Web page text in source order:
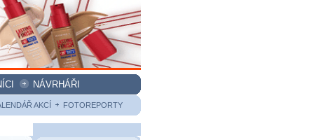
NÁVRHÁŘI
AKCÍ FOTOREPORTY